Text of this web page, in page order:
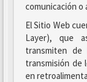
comunicación o
El Sitio Web
Layer), que
transmiten
transmisión de
en